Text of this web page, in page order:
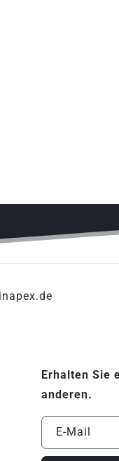
Erhalten Sie
anderen.
E-Mail